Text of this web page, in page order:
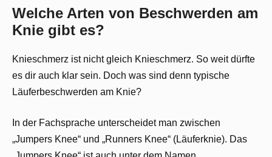
Welche Arten von Beschwerden am
Knie gibt es?
Knieschmerz ist nicht gleich Knieschmerz. So weit dürfte
es dir auch klar sein. Doch was sind denn typische
Läuferbeschwerden am Knie?
In der Fachsprache unterscheidet man zwischen
„Jumpers Knee“ und „Runners Knee“ (Läuferknie). Das